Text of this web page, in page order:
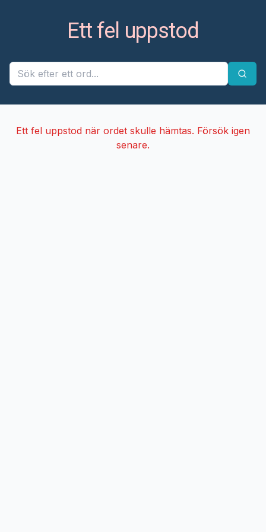
Ett fel uppstod
Ett fel uppstod när ordet skulle hämtas. Försök igen
senare.